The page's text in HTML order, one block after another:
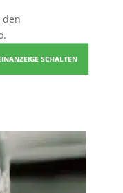
den
SCHALTEN